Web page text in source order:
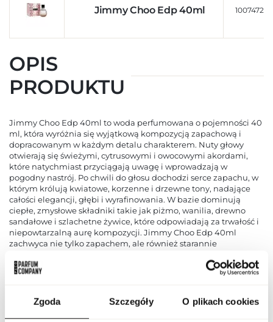
Zgoda Szczegóły O plikach cookies
Jimmy Choo Edp 40ml 10074722
OPIS
PRODUKTU
Jimmy Choo Edp 40ml to woda perfumowana o pojemności 40
ml, która wyróżnia się wyjątkową kompozycją zapachową i
dopracowanym w każdym detalu charakterem. Nuty głowy
otwierają się świeżymi, cytrusowymi i owocowymi akordami,
które natychmiast przyciągają uwagę i wprowadzają w
pogodny nastrój. Po chwili do głosu dochodzi serce zapachu, w
którym królują kwiatowe, korzenne i drzewne tony, nadające
całości elegancji, głębi i wyrafinowania. W bazie dominują
ciepłe, zmysłowe składniki takie jak piżmo, wanilia, drewno
sandałowe i szlachetne żywice, które odpowiadają za trwałość i
niepowtarzalną aurę kompozycji. Jimmy Choo Edp 40ml
zachwyca nie tylko zapachem, ale również starannie
charakter produktu i będzie ozdobą każdej toaletki.
Intensywność zapachu została dobrana tak, aby utrzymywał się
wyraźny ślad. Doskonale sprawdzi się zarówno na co dzień, do
pracy lub na spotkania z przyjaciółmi, jak i na wieczorne wyjścia